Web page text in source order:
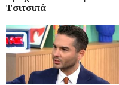
Τσιτσιπά